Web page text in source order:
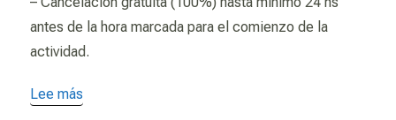
antes de la hora marcada para el comienzo de la
actividad.
Lee más